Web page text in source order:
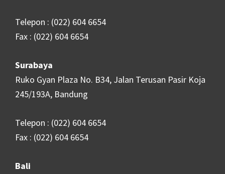
Telepon : (022) 604 6654
Fax : (022) 604 6654
Surabaya
Ruko Gyan Plaza No. B34, Jalan Terusan Pasir Koja
245/193A, Bandung
Telepon : (022) 604 6654
Fax : (022) 604 6654
Bali